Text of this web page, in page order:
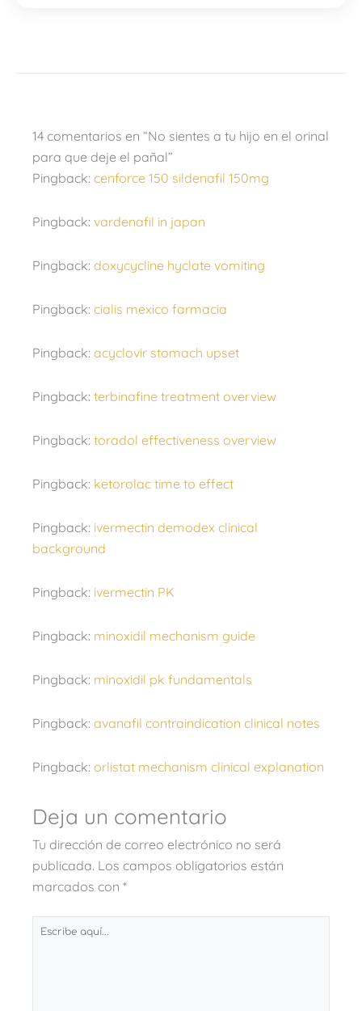
14 comentarios en “No sientes a tu hijo en el orinal
para que deje el pañal”
Pingback: cenforce 150 sildenafil 150mg
Pingback: vardenafil in japan
Pingback: doxycycline hyclate vomiting
Pingback: cialis mexico farmacia
Pingback: acyclovir stomach upset
Pingback: terbinafine treatment overview
Pingback: toradol effectiveness overview
Pingback: ketorolac time to effect
Pingback: ivermectin demodex clinical
background
Pingback: ivermectin PK
Pingback: minoxidil mechanism guide
Pingback: minoxidil pk fundamentals
Pingback: avanafil contraindication clinical notes
Pingback: orlistat mechanism clinical explanation
Deja un comentario
Tu dirección de correo electrónico no será
publicada. Los campos obligatorios están
marcados con *
Escribe